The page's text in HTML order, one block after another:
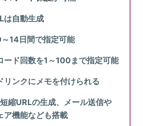
は自動生成
14日間で指定可能
ード回数を1～100まで指定可能
リンクにメモを付けられる
縮URLの生成、メール送信や
ア機能なども搭載